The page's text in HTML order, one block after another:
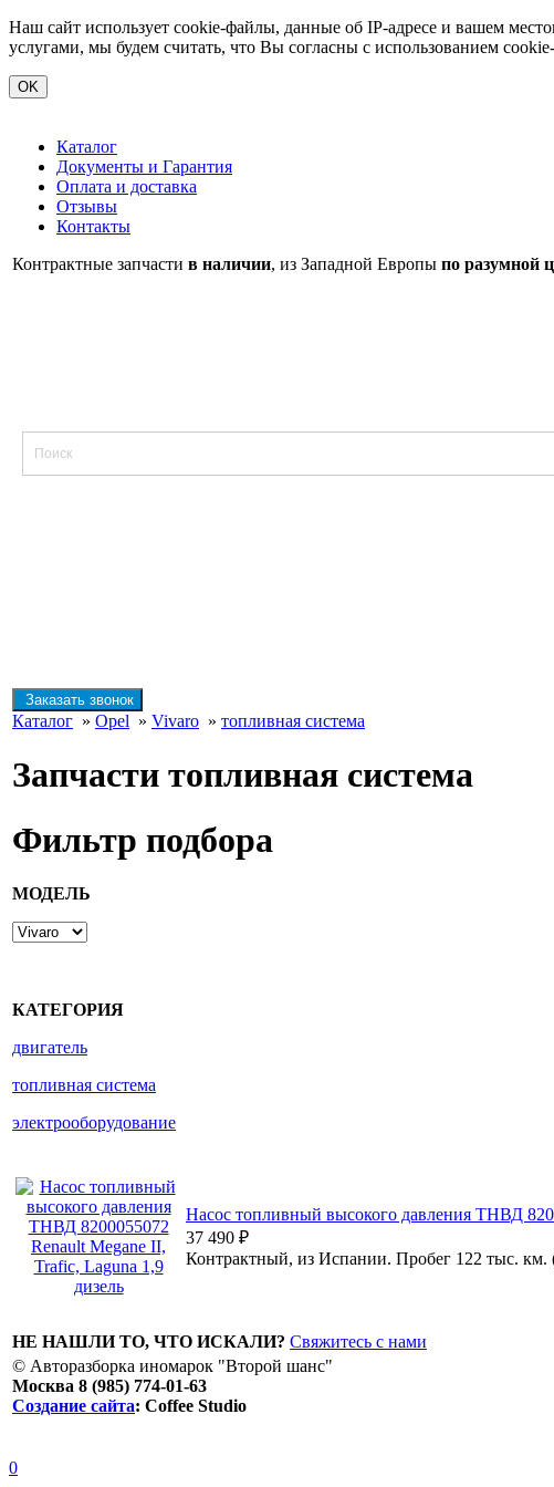
Наш сайт использует cookie-файлы, данные об IP-адресе и вашем
услугами, мы будем считать, что Вы согласны с использованием
OK
Каталог
Документы и Гарантия
Оплата и доставка
Отзывы
Контакты
Контрактные запчасти в наличии, из Западной Европы по разумной
Заказать звонок
Каталог » Opel » Vivaro » топливная система
Запчасти топливная система
Фильтр подбора
МОДЕЛЬ
КАТЕГОРИЯ
двигатель
топливная система
электрооборудование
Насос топливный высокого давления ТНВД
37 490 ₽
Контрактный, из Испании. Пробег 122 тыс. км.
НЕ НАШЛИ ТО, ЧТО ИСКАЛИ? Свяжитесь с нами
© Авторазборка иномарок "Второй шанс"
Москва 8 (985) 774-01-63
Создание сайта: Coffee Studio
0